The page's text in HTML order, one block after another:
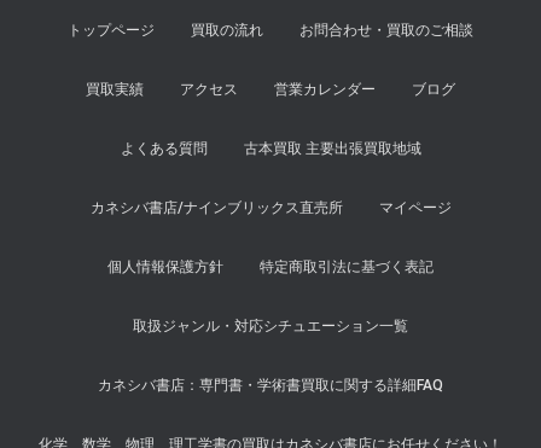
トップページ 買取の流れ お問合わせ・買取のご相談
買取実績 アクセス 営業カレンダー ブログ
よくある質問 古本買取 主要出張買取地域
カネシバ書店/ナインブリックス直売所 マイページ
個人情報保護方針 特定商取引法に基づく表記
取扱ジャンル・対応シチュエーション一覧
カネシバ書店：専門書・学術書買取に関する詳細FAQ
化学、数学、物理、理工学書の買取はカネシバ書店にお任せください！